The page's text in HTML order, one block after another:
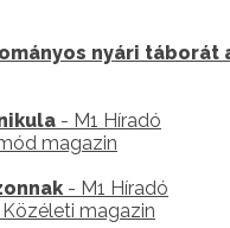
nyári táborát
- M1 Híradó
magazin
- M1 Híradó
magazin